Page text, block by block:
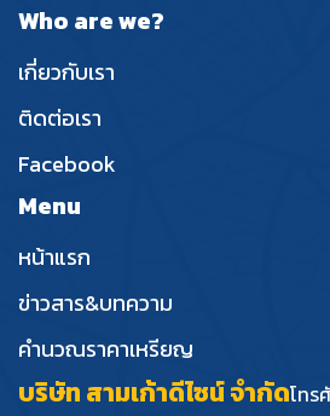
Who are we?
เกี่ยวกับเรา
ติดต่อเรา
Facebook
Menu
หน้าแรก
ข่าวสาร&บทความ
คำนวณราคาเหรียญ
บริษัท สามเก้าดีไซน์ จำกัดโทร